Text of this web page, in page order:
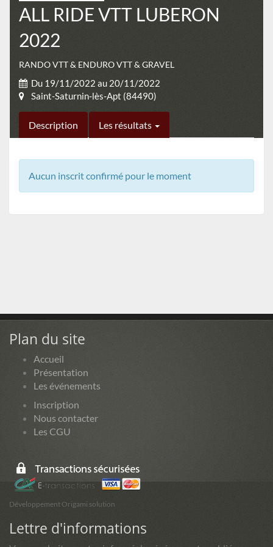
ALL RIDE VTT LUBERON
2022
RANDO VTT & ENDURO VTT & GRAVEL
Du 19/11/2022 au 20/11/2022
Saint-Saturnin-lès-Apt (84490)
Description Les résultats
Aucun inscrit confirmé pour le moment
Plan du site
Accueil
Présentation
Les événements
Inscription
Nous contacter
Les CGU
Développement Origami solution
Lettre d'informations